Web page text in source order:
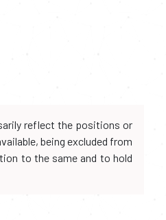
reflect the positions or
being excluded from
to the same and to hold